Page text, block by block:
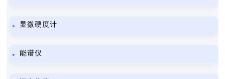
显微硬度计
能谱仪